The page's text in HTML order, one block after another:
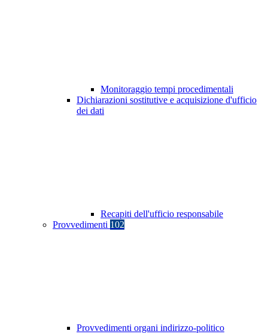
Monitoraggio tempi procedimentali
Dichiarazioni sostitutive e acquisizione d'ufficio
dei dati
Recapiti dell'ufficio responsabile
Provvedimenti 102
Provvedimenti organi indirizzo-politico